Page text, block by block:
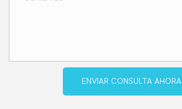
ENVIAR CONSULTA AHORA